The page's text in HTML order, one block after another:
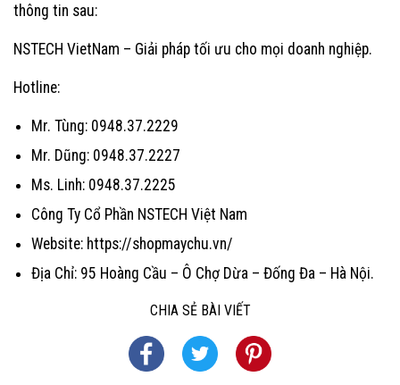
thông tin sau:
NSTECH VietNam – Giải pháp tối ưu cho mọi doanh nghiệp.
Hotline:
Mr. Tùng: 0948.37.2229
Mr. Dũng: 0948.37.2227
Ms. Linh: 0948.37.2225
Công Ty Cổ Phần NSTECH Việt Nam
Website: https://shopmaychu.vn/
Địa Chỉ: 95 Hoàng Cầu – Ô Chợ Dừa – Đống Đa – Hà Nội.
CHIA SẺ BÀI VIẾT